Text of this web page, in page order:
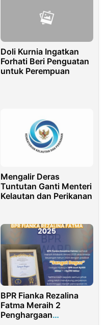
Doli Kurnia Ingatkan
Forhati Beri Penguatan
untuk Perempuan
Mengalir Deras
Tuntutan Ganti Menteri
Kelautan dan Perikanan
BPR Fianka Rezalina
Fatma Meraih 2
Penghargaan